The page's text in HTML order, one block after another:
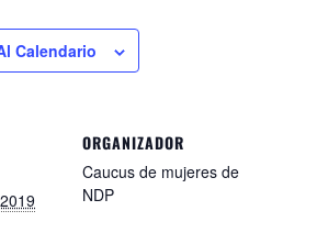
Calendario
ORGANIZADOR
Caucus de mujeres de
NDP